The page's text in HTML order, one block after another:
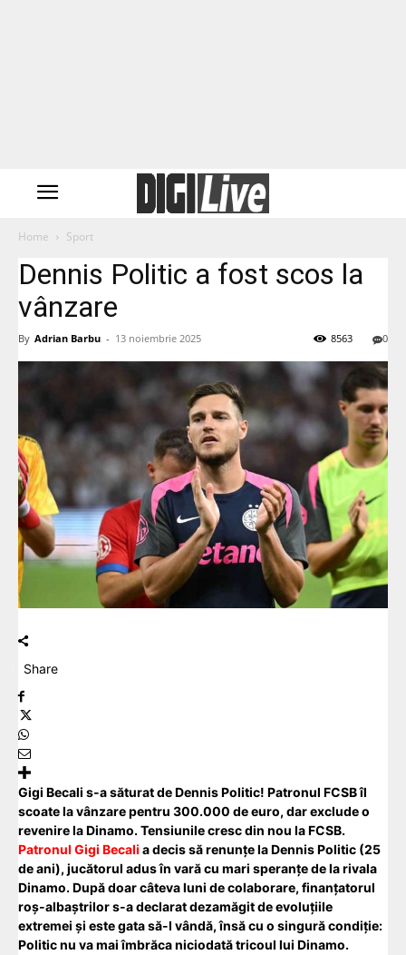
Home Sport
Dennis Politic a fost scos la
vânzare
By Adrian Barbu - 13 noiembrie 2025 0
8563
Share
Gigi Becali s-a săturat de Dennis Politic! Patronul FCSB îl
scoate la vânzare pentru 300.000 de euro, dar exclude o
revenire la Dinamo. Tensiunile cresc din nou la FCSB.
Patronul Gigi Becali a decis să renunțe la Dennis Politic (25
de ani), jucătorul adus în vară cu mari speranțe de la rivala
Dinamo. După doar câteva luni de colaborare, finanțatorul
roș-albaștrilor s-a declarat dezamăgit de evoluțiile
extremei și este gata să-l vândă, însă cu o singură condiție:
Politic nu va mai îmbrăca niciodată tricoul lui Dinamo.